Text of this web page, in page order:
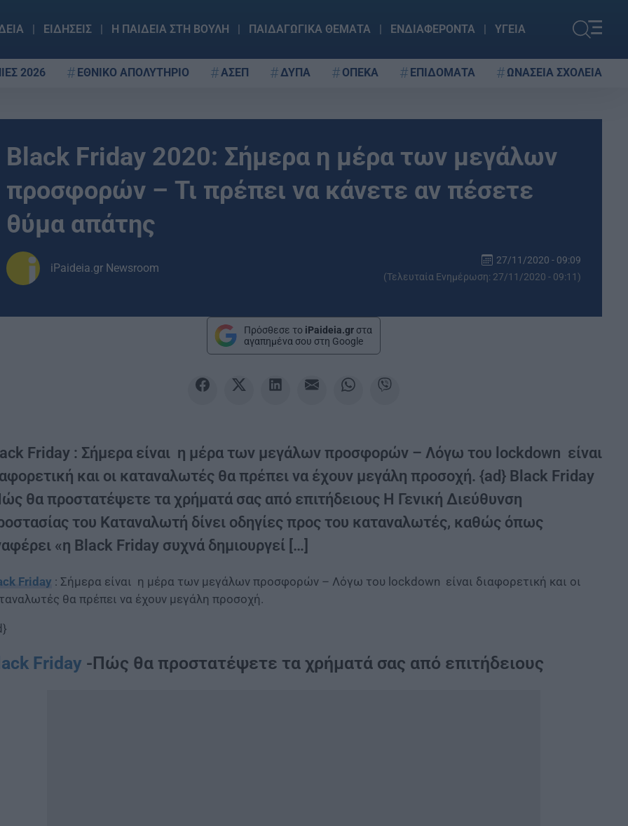
ΕΙΔΗΣΕΙΣ Η ΠΑΙΔΕΙΑ ΣΤΗ ΒΟΥΛΗ ΠΑΙΔΑΓΩΓΙΚΑ ΘΕΜΑΤΑ ΕΝΔΙΑΦΕΡΟΝΤΑ ΥΓΕΙΑ
2026 ΕΘΝΙΚΟ ΑΠΟΛΥΤΗΡΙΟ ΑΣΕΠ ΔΥΠΑ ΟΠΕΚΑ ΕΠΙΔΟΜΑΤΑ ΩΝΑΣΕΙΑ ΣΧΟΛΕΙΑ
Black Friday 2020: Σήμερα η μέρα των μεγάλων
προσφορών – Τι πρέπει να κάνετε αν πέσετε
θύμα απάτης
iPaideia.gr Newsroom
27/11/2020 - 09:09
(Τελευταία Ενημέρωση: 27/11/2020 - 09:11)
Πρόσθεσε το iPaideia.gr στα
αγαπημένα σου στη Google
Friday : Σήμερα είναι η μέρα των μεγάλων προσφορών – Λόγω του lockdown είναι
και οι καταναλωτές θα πρέπει να έχουν μεγάλη προσοχή. {ad} Black Friday
θα προστατέψετε τα χρήματά σας από επιτήδειους Η Γενική Διεύθυνση
του Καταναλωτή δίνει οδηγίες προς του καταναλωτές, καθώς όπως
«η Black Friday συχνά δημιουργεί […]
Friday : Σήμερα είναι η μέρα των μεγάλων προσφορών – Λόγω του lockdown είναι διαφορετική και οι
θα πρέπει να έχουν μεγάλη προσοχή.
Friday -Πώς θα προστατέψετε τα χρήματά σας από επιτήδειους